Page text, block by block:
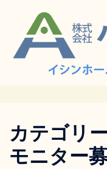
カテゴリ
モニター